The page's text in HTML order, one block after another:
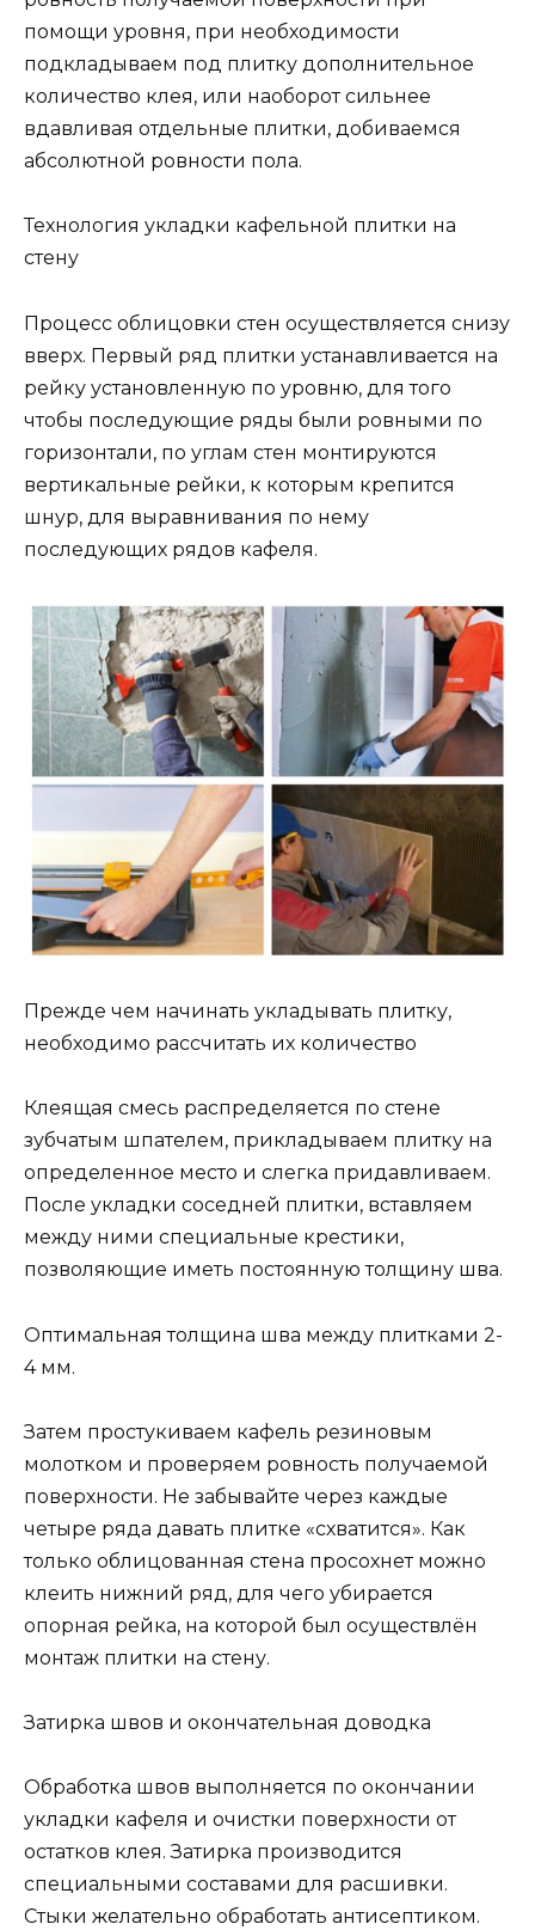
помощи уровня, при необходимости
подкладываем под плитку дополнительное
количество клея, или наоборот сильнее
вдавливая отдельные плитки, добиваемся
абсолютной ровности пола.
Технология укладки кафельной плитки на
стену
Процесс облицовки стен осуществляется снизу
вверх. Первый ряд плитки устанавливается на
рейку установленную по уровню, для того
чтобы последующие ряды были ровными по
горизонтали, по углам стен монтируются
вертикальные рейки, к которым крепится
шнур, для выравнивания по нему
последующих рядов кафеля.
Прежде чем начинать укладывать плитку,
необходимо рассчитать их количество
Клеящая смесь распределяется по стене
зубчатым шпателем, прикладываем плитку на
определенное место и слегка придавливаем.
После укладки соседней плитки, вставляем
между ними специальные крестики,
позволяющие иметь постоянную толщину шва.
Оптимальная толщина шва между плитками 2-
4 мм.
Затем простукиваем кафель резиновым
молотком и проверяем ровность получаемой
поверхности. Не забывайте через каждые
четыре ряда давать плитке «схватится». Как
только облицованная стена просохнет можно
клеить нижний ряд, для чего убирается
опорная рейка, на которой был осуществлён
монтаж плитки на стену.
Затирка швов и окончательная доводка
Обработка швов выполняется по окончании
укладки кафеля и очистки поверхности от
остатков клея. Затирка производится
специальными составами для расшивки.
Стыки желательно обработать антисептиком.